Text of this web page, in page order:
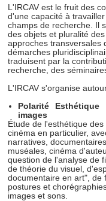
L'IRCAV est le fruit des
d'une capacité à
champs de recherche. Il
des objets et pluralité
approches transversales
démarches
traduisent par la
recherche, des
L'IRCAV s'organise
Polarité
images
Étude de l'esthétique
cinéma en particulier,
narratives,
muséales, cinéma
question de l'analyse de
de théorie du visuel,
documentaire en art", de
postures et
images et sons.